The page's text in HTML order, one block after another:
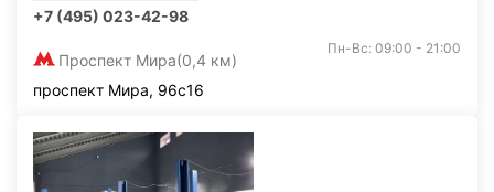
+7 (495) 023-42-98
Проспект Мира(0,4 км)
Пн-Вс: 09:00 - 21:00
проспект Мира, 96с16